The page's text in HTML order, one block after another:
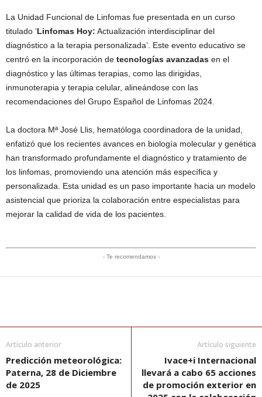
La Unidad Funcional de Linfomas fue presentada en un curso
titulado ‘Linfomas Hoy: Actualización interdisciplinar del
diagnóstico a la terapia personalizada’. Este evento educativo se
centró en la incorporación de tecnologías avanzadas en el
diagnóstico y las últimas terapias, como las dirigidas,
inmunoterapia y terapia celular, alineándose con las
recomendaciones del Grupo Español de Linfomas 2024.
La doctora Mª José Llis, hematóloga coordinadora de la unidad,
enfatizó que los recientes avances en biología molecular y genética
han transformado profundamente el diagnóstico y tratamiento de
los linfomas, promoviendo una atención más específica y
personalizada. Esta unidad es un paso importante hacia un modelo
asistencial que prioriza la colaboración entre especialistas para
mejorar la calidad de vida de los pacientes.
- Te recomendamos -
Artículo anterior
Predicción meteorológica:
Paterna, 28 de Diciembre
de 2025
Artículo siguiente
Ivace+i Internacional
llevará a cabo 65 acciones
de promoción exterior en